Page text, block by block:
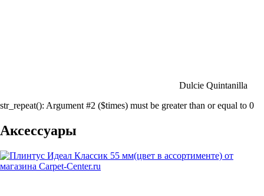
Dulcie Quintanilla
str_repeat(): Argument #2 ($times) must be greater than or equal to 0
Аксессуары